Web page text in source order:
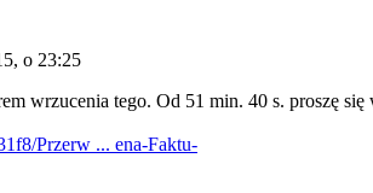
o 23:25
wrzucenia tego. Od 51 min. 40 s. proszę
Przerw ... ena-Faktu-